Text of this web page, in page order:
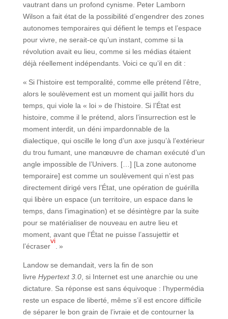
vautrant dans un profond cynisme. Peter Lamborn
Wilson a fait état de la possibilité d’engendrer des zones
autonomes temporaires qui défient le temps et l’espace
pour vivre, ne serait-ce qu’un instant, comme si la
révolution avait eu lieu, comme si les médias étaient
déjà réellement indépendants. Voici ce qu’il en dit :
« Si l’histoire est temporalité, comme elle prétend l’être,
alors le soulèvement est un moment qui jaillit hors du
temps, qui viole la « loi » de l’histoire. Si l’État est
histoire, comme il le prétend, alors l’insurrection est le
moment interdit, un déni impardonnable de la
dialectique, qui oscille le long d’un axe jusqu’à l’extérieur
du trou fumant, une manœuvre de chaman exécuté d’un
angle impossible de l’Univers. […] [La zone autonome
temporaire] est comme un soulèvement qui n’est pas
directement dirigé vers l’État, une opération de guérilla
qui libère un espace (un territoire, un espace dans le
temps, dans l’imagination) et se désintègre par la suite
pour se matérialiser de nouveau en autre lieu et
moment, avant que l’État ne puisse l’assujettir et
l’écraser
vi
. »
Landow se demandait, vers la fin de son
livre Hypertext 3.0, si Internet est une anarchie ou une
dictature. Sa réponse est sans équivoque : l’hypermédia
reste un espace de liberté, même s’il est encore difficile
de séparer le bon grain de l’ivraie et de contourner la